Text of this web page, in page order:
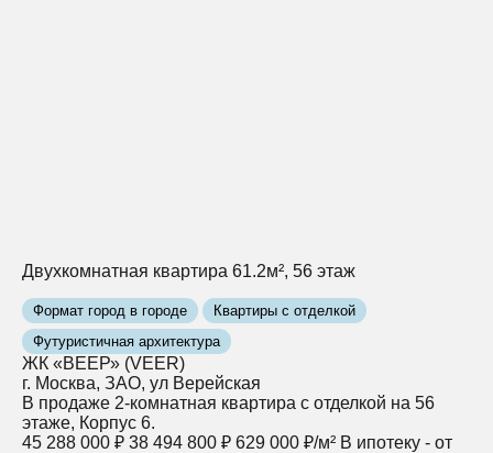
Двухкомнатная квартира 61.2м², 56 этаж
Формат город в городе
Квартиры с отделкой
Футуристичная архитектура
ЖК «ВЕЕР» (VEER)
г. Москва, ЗАО, ул Верейская
В продаже 2-комнатная квартира с отделкой на 56
этаже, Корпус 6.
45 288 000 ₽ 38 494 800 ₽ 629 000 ₽/м² В ипотеку - от